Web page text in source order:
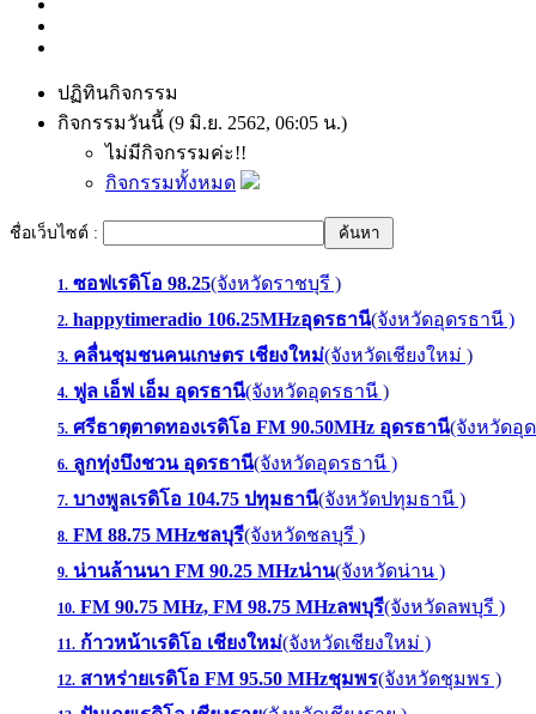
ปฏิทินกิจกรรม
กิจกรรมวันนี้ (9 มิ.ย. 2562, 06:05 น.)
ไม่มีกิจกรรมค่ะ!!
กิจกรรมทั้งหมด
ชื่อเว็บไซต์ :
1. ซอฟเรดิโอ 98.25(จังหวัดราชบุรี )
2. happytimeradio 106.25MHzอุดรธานี(จังหวัดอุดรธานี )
3. คลื่นชุมชนคนเกษตร เชียงใหม่(จังหวัดเชียงใหม่ )
4. ฟูล เอ็ฟ เอ็ม อุดรธานี(จังหวัดอุดรธานี )
5. ศรีธาตุตาดทองเรดิโอ FM 90.50MHz อุดรธานี(จังหวัดอุ
6. ลูกทุ่งบึงชวน อุดรธานี(จังหวัดอุดรธานี )
7. บางพูลเรดิโอ 104.75 ปทุมธานี(จังหวัดปทุมธานี )
8. FM 88.75 MHzชลบุรี(จังหวัดชลบุรี )
9. น่านล้านนา FM 90.25 MHzน่าน(จังหวัดน่าน )
10. FM 90.75 MHz, FM 98.75 MHzลพบุรี(จังหวัดลพบุรี )
11. ก้าวหน้าเรดิโอ เชียงใหม่(จังหวัดเชียงใหม่ )
12. สาหร่ายเรดิโอ FM 95.50 MHzชุมพร(จังหวัดชุมพร )